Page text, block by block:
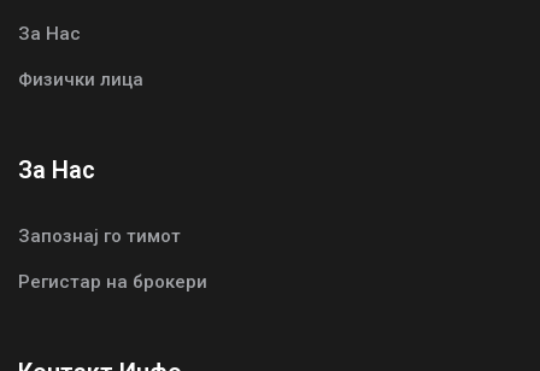
За Нас
Физички лица
За Нас
Запознај го тимот
Регистар на брокери